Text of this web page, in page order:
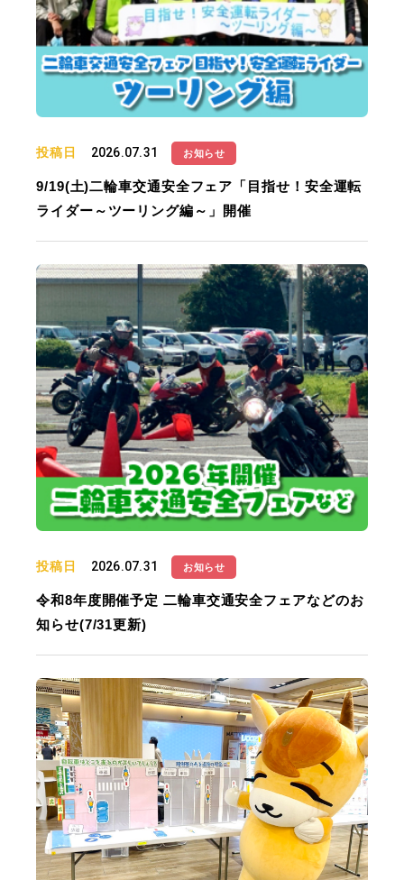
投稿日 2026.07.31 お知らせ
9/19(土)二輪車交通安全フェア「目指せ！安全運転
ライダー～ツーリング編～」開催
投稿日 2026.07.31 お知らせ
令和8年度開催予定 二輪車交通安全フェアなどのお
知らせ(7/31更新)